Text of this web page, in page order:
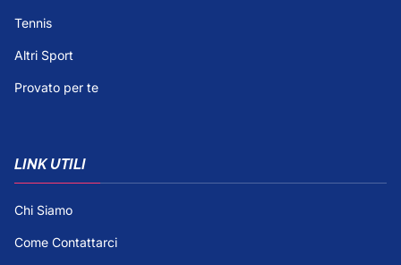
Tennis
Altri Sport
Provato per te
LINK UTILI
Chi Siamo
Come Contattarci